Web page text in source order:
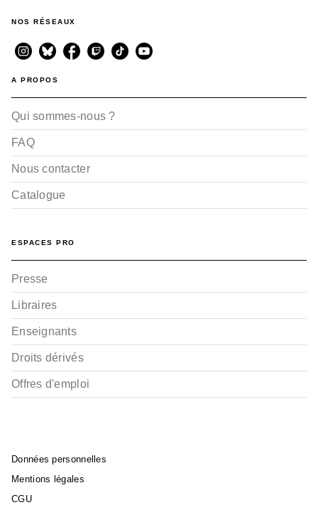
NOS RÉSEAUX
A PROPOS
Qui sommes-nous ?
FAQ
Nous contacter
Catalogue
ESPACES PRO
Presse
Libraires
Enseignants
Droits dérivés
Offres d'emploi
Données personnelles
Mentions légales
CGU